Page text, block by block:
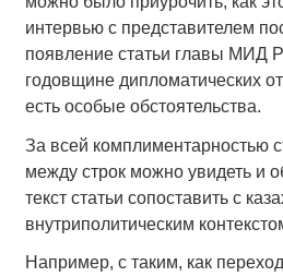
интервью с представителем
появление статьи главы МИД
годовщине дипломатических
есть особые обстоятельства.
За всей комплиментарностью
между строк можно увидеть и
текст статьи сопоставить с
внутриполитическим
Например, с таким, как